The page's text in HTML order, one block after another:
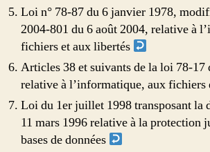
Loi n° 78-87 du 6 janvier 1978,
2004-801 du 6 août 2004, relative à
fichiers et aux libertés
Articles 38 et suivants de la loi 78-17
relative à l’informatique, aux fichiers
Loi du 1er juillet 1998 transposant la
11 mars 1996 relative à la protection
bases de données